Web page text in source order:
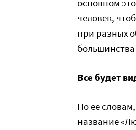
основном
человек,
при разных
Все будет
По ее
название